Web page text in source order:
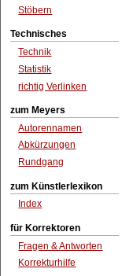
Stöbern
Technisches
Technik
Statistik
richtig Verlinken
zum Meyers
Autorennamen
Abkürzungen
Rundgang
zum Künstlerlexikon
Index
für Korrektoren
Fragen & Antworten
Korrekturhilfe